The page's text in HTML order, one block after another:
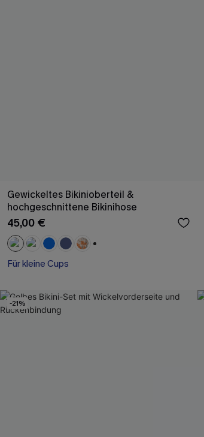
Gewickeltes Bikinioberteil &
hochgeschnittene Bikinihose
45,00 €
Für kleine Cups
-21%